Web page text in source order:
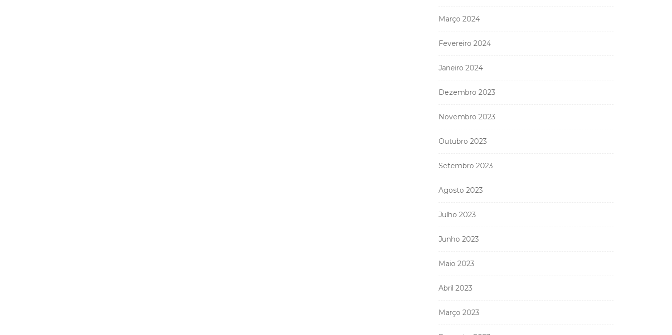
Março 2024
Fevereiro 2024
Janeiro 2024
Dezembro 2023
Novembro 2023
Outubro 2023
Setembro 2023
Agosto 2023
Julho 2023
Junho 2023
Maio 2023
Abril 2023
Março 2023